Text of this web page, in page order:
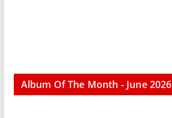
Album Of The Month - June 2026